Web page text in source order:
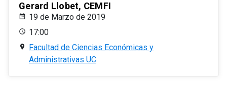
Gerard Llobet, CEMFI
19 de Marzo de 2019
17:00
Facultad de Ciencias Económicas y
Administrativas UC